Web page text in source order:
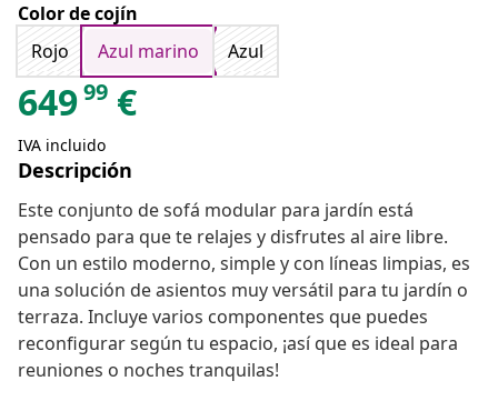
Color de cojín
Rojo
Azul marino Azul
64999 €
IVA incluido
Descripción
Este conjunto de sofá modular para jardín está
pensado para que te relajes y disfrutes al aire libre.
Con un estilo moderno, simple y con líneas limpias, es
una solución de asientos muy versátil para tu jardín o
terraza. Incluye varios componentes que puedes
reconfigurar según tu espacio, ¡así que es ideal para
reuniones o noches tranquilas!